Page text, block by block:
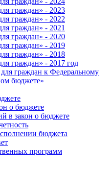
граждан» - 2023
граждан» - 2022
граждан» - 2021
граждан» - 2020
граждан» - 2019
граждан» - 2018
граждан» - 2017 год
граждан к Федеральному
бюджете»
о бюджете
в закон о бюджете
бюджета
программ